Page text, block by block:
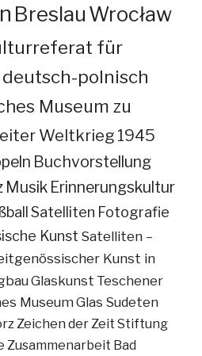
Breslau Wrocław
für
deutsch-polnisch
Museum zu
Weltkrieg 1945
Buchvorstellung
Musik Erinnerungskultur
Satelliten Fotografie
Kunst Satelliten –
Kunst in
Glaskunst Teschener
MuseumGlas Sudeten
Zeichen der Zeit Stiftung
Zusammenarbeit Bad